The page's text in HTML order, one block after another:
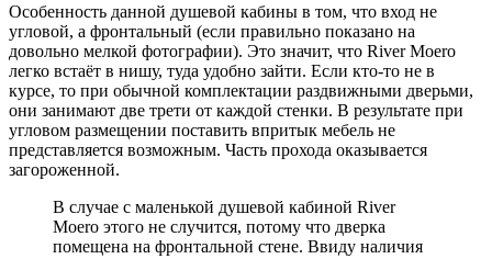
Особенность данной душевой кабины в том, что вход не
угловой, а фронтальный (если правильно показано на
довольно мелкой фотографии). Это значит, что River Moero
легко встаёт в нишу, туда удобно зайти. Если кто-то не в
курсе, то при обычной комплектации раздвижными дверьми,
они занимают две трети от каждой стенки. В результате при
угловом размещении поставить впритык мебель не
представляется возможным. Часть прохода оказывается
загороженной.
В случае с маленькой душевой кабиной River
Moero этого не случится, потому что дверка
помещена на фронтальной стене. Ввиду наличия